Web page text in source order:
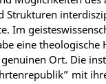
Strukturen
Im
eine theologische
Ort. Die
mit